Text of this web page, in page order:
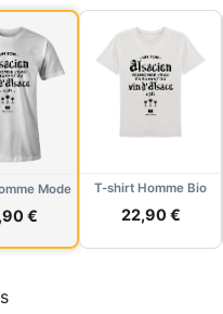
Mode
€
T-shirt Homme Bio
22,90 €